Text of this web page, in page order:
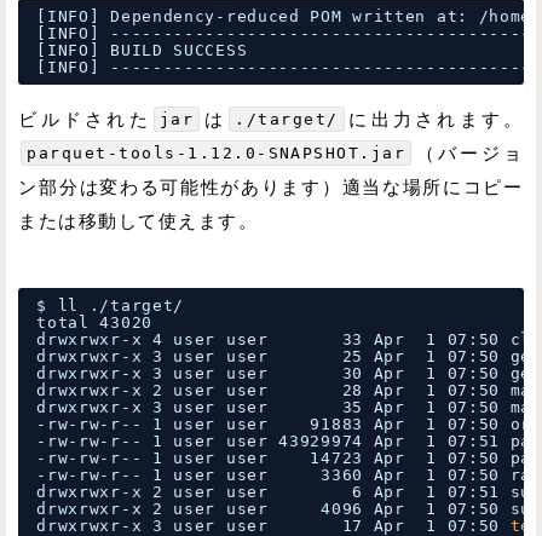
[INFO] Dependency-reduced POM written at:
/
[INFO]
[INFO] BUILD SUCCESS
[INFO]
ビルドされた jar は ./target/ に出力されます。
parquet-tools-1.12.0-SNAPSHOT.jar
（バージョ
ン部分は変わる可能性があります）適当な場所にコピー
または移動して使えます。
$ ll . /target/
total 43020
drwxrwxr-x 4 user user       33 Apr  1 07:50
drwxrwxr-x 3 user user       25 Apr  1 07:50
drwxrwxr-x 3 user user       30 Apr  1 07:50
drwxrwxr-x 2 user user       28 Apr  1 07:50
drwxrwxr-x 3 user user       35 Apr  1 07:50
-rw-rw-r-- 1 user user    91883 Apr  1 07:50
-rw-rw-r-- 1 user user 43929974 Apr  1 07:51
-rw-rw-r-- 1 user user    14723 Apr  1 07:50
-rw-rw-r-- 1 user user     3360 Apr  1 07:50
drwxrwxr-x 2 user user        6 Apr  1 07:51
drwxrwxr-x 2 user user     4096 Apr  1 07:50
drwxrwxr-x 3 user user       17 Apr  1 07:50